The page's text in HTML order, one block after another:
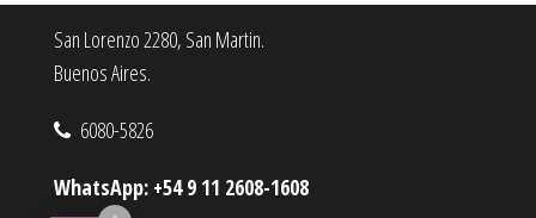
San Lorenzo 2280, San Martin.
Buenos Aires.
6080-5826
WhatsApp: +54 9 11 2608-1608